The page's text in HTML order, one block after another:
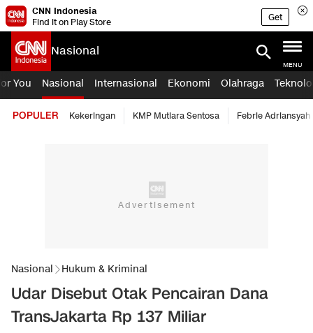
CNN Indonesia
Find it on Play Store
Get
Nasional
MENU
You Nasional Internasional Ekonomi Olahraga
POPULER Kekeringan KMP Mutiara Sentosa Febrie Adriansyah
Nasional Hukum & Kriminal
Udar Disebut Otak Pencairan Dana
TransJakarta Rp 137 Miliar